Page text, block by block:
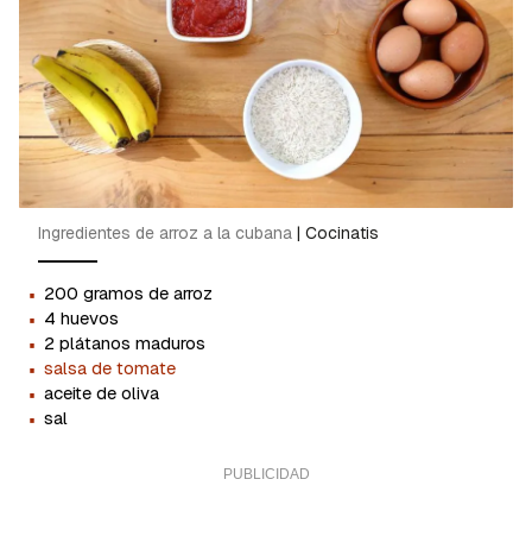
Ingredientes de arroz a la cubana | Cocinatis
· 200 gramos de arroz
· 4 huevos
· 2 plátanos maduros
· salsa de tomate
· aceite de oliva
· sal